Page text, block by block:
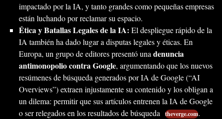
impactado por la IA, y tanto grandes como pequeñas empresas
están luchando por reclamar su espacio.
Ética y Batallas Legales de la IA: El despliegue rápido de la
IA también ha dado lugar a disputas legales y éticas. En
Europa, un grupo de editores presentó una denuncia
antimonopolio contra Google, argumentando que los nuevos
resúmenes de búsqueda generados por IA de Google (“AI
Overviews”) extraen injustamente su contenido y los obligan a
un dilema: permitir que sus artículos entrenen la IA de Google
o ser relegados en los resultados de búsqueda
theverge.com.